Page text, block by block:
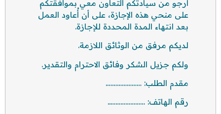
أرجو من سيادتكم التعاون معي بموافقتكم
على منحي هذه الإجازة، على أن أُعاود العمل
بعد انتهاء المدة المحددة للإجازة.
لديكم مرفق من الوثائق اللازمة.
ولكم جزيل الشكر وفائق الاحترام والتقدير.
مقدم الطلب: ………………….
رقم الهاتف: …………………..